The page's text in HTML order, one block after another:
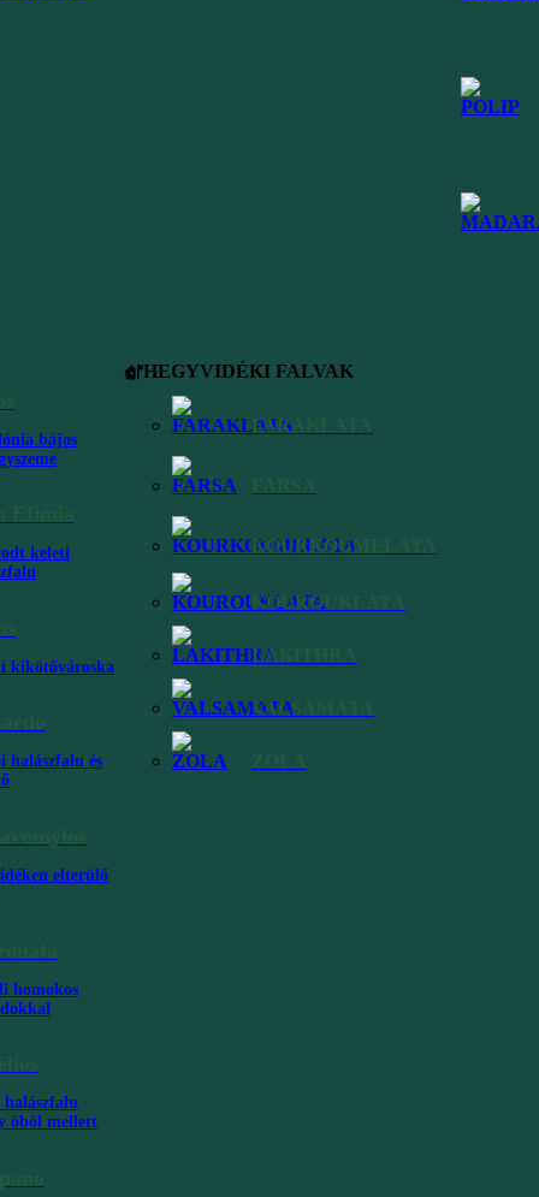
bájos
keleti
kikötővároska
halászfalu és
elterülő
homokos
öböl mellett
HEGYVIDÉKI FALVAK
FARAKLATA
KOURKOUMELATA
KOUROUKLATA
LAKITHRA
VALSAMATA
magazin és utazási iroda sokszor magát Kefalónia szigetét
hiszen a Myrtost már többször is Görögország legszebb ...
Különleges színvilága és szépsége miatt a Kefalónia
egyik rejtett gyöngyszemének számított, amely még